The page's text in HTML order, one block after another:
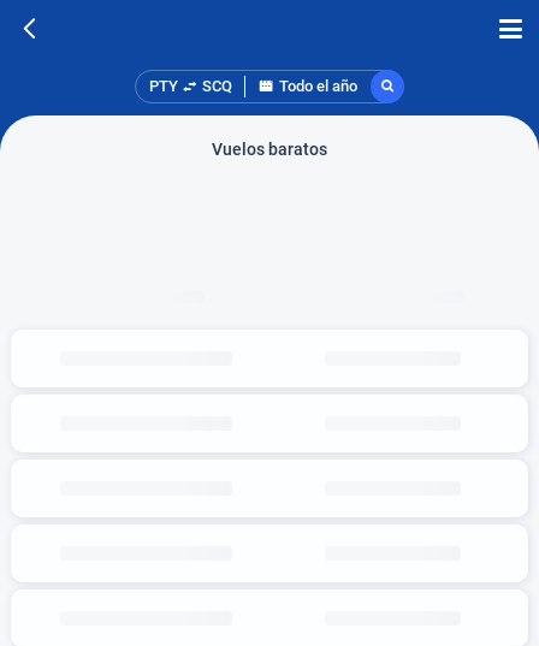
PTY SCQ Todo el año
Vuelos baratos